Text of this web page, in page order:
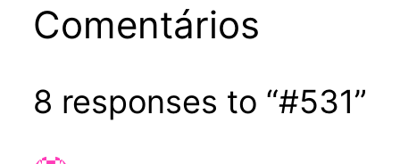
Comentários
8 responses to “#531”